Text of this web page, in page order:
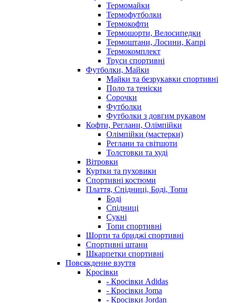
Термомайки
Термофутболки
Термокофти
Термошорти, Велосипедки
Термоштани, Лосини, Капрі
Термокомплект
Труси спортивні
Футболки, Майки
Майки та безрукавки спортивні
Поло та теніски
Сорочки
Футболки
Футболки з довгим рукавом
Кофти, Реглани, Олімпійки
Олімпійки (мастерки)
Реглани та світшоти
Толстовки та худі
Вітровки
Куртки та пуховики
Спортивні костюми
Плаття, Спідниці, Боді, Топи
Боді
Спідниці
Сукні
Топи спортивні
Шорти та бриджі спортивні
Спортивні штани
Шкарпетки спортивні
Повсякденне взуття
Кросівки
- Кросівки Adidas
- Кросівки Joma
- Кросівки Jordan